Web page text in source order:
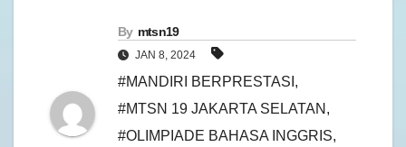
By mtsn19
JAN 8, 2024
#MANDIRI BERPRESTASI ,
#MTSN 19 JAKARTA SELATAN ,
#OLIMPIADE BAHASA INGGRIS,